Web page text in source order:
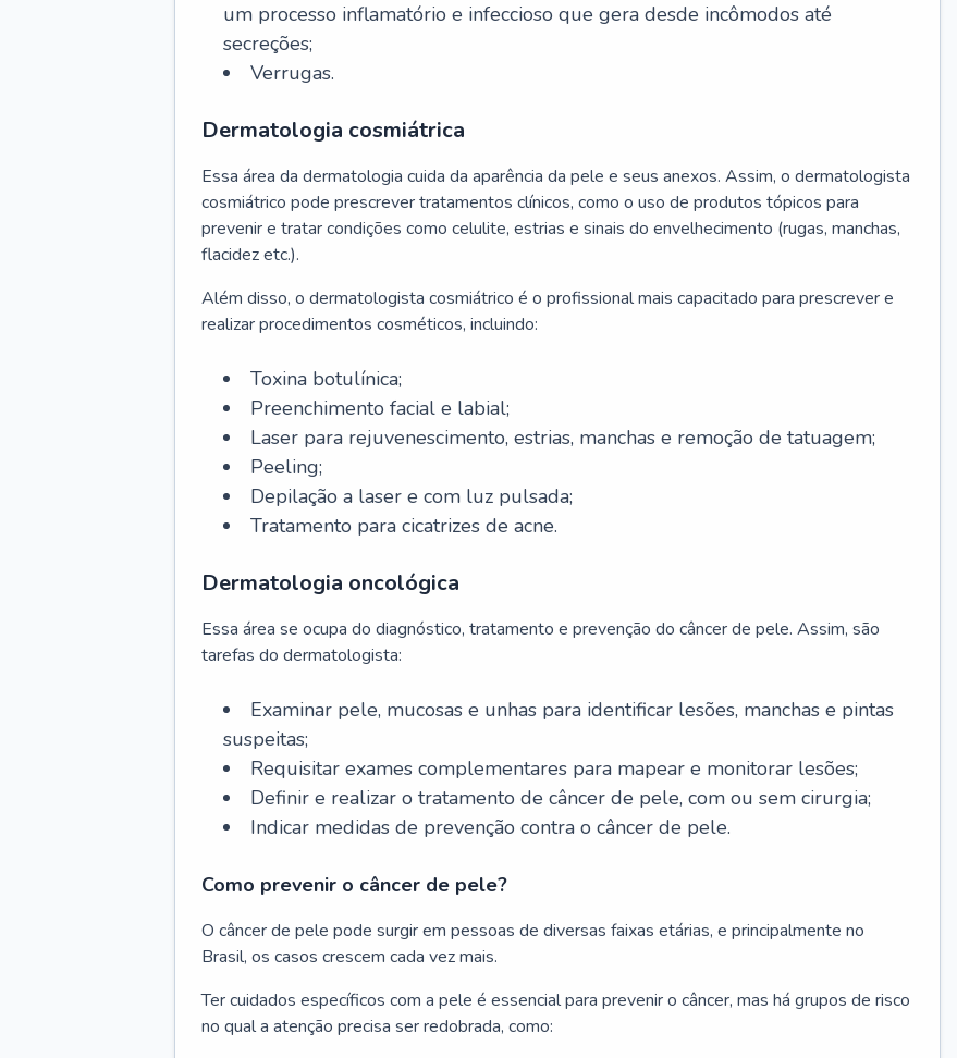
um processo inflamatório e infeccioso que gera desde incômodos até
secreções;
Verrugas.
Dermatologia cosmiátrica
Essa área da dermatologia cuida da aparência da pele e seus anexos. Assim, o dermatologista
cosmiátrico pode prescrever tratamentos clínicos, como o uso de produtos tópicos para
prevenir e tratar condições como celulite, estrias e sinais do envelhecimento (rugas, manchas,
flacidez etc.).
Além disso, o dermatologista cosmiátrico é o profissional mais capacitado para prescrever e
realizar procedimentos cosméticos, incluindo:
Toxina botulínica;
Preenchimento facial e labial;
Laser para rejuvenescimento, estrias, manchas e remoção de tatuagem;
Peeling;
Depilação a laser e com luz pulsada;
Tratamento para cicatrizes de acne.
Dermatologia oncológica
Essa área se ocupa do diagnóstico, tratamento e prevenção do câncer de pele. Assim, são
tarefas do dermatologista:
Examinar pele, mucosas e unhas para identificar lesões, manchas e pintas
suspeitas;
Requisitar exames complementares para mapear e monitorar lesões;
Definir e realizar o tratamento de câncer de pele, com ou sem cirurgia;
Indicar medidas de prevenção contra o câncer de pele.
Como prevenir o câncer de pele?
O câncer de pele pode surgir em pessoas de diversas faixas etárias, e principalmente no
Brasil, os casos crescem cada vez mais.
Ter cuidados específicos com a pele é essencial para prevenir o câncer, mas há grupos de risco
no qual a atenção precisa ser redobrada, como: